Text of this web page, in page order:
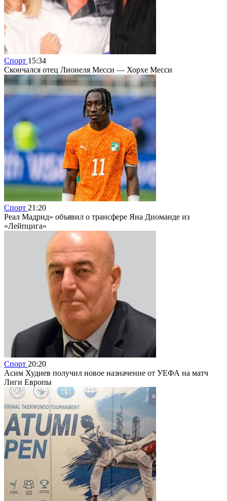
Спорт 15:34
Скончался отец Лионеля Месси — Хорхе Месси
Спорт 21:20
Реал Мадрид» объявил о трансфере Яна Диоманде из
«Лейпцига»
Спорт 20:20
Асим Худиев получил новое назначение от УЕФА на матч
Лиги Европы